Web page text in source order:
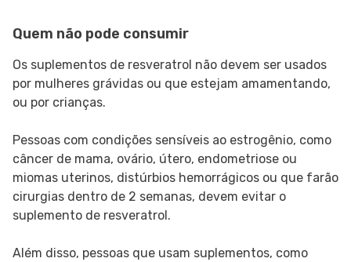
Quem não pode consumir
Os suplementos de resveratrol não devem ser usados
por mulheres grávidas ou que estejam amamentando,
ou por crianças.
Pessoas com condições sensíveis ao estrogênio, como
câncer de mama, ovário, útero, endometriose ou
miomas uterinos, distúrbios hemorrágicos ou que farão
cirurgias dentro de 2 semanas, devem evitar o
suplemento de resveratrol.
Além disso, pessoas que usam suplementos, como